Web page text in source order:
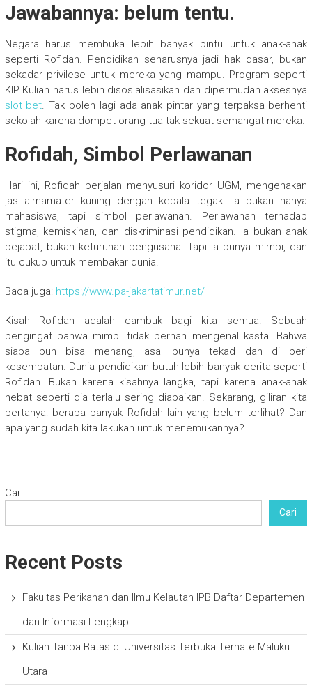
Jawabannya: belum tentu.
Negara harus membuka lebih banyak pintu untuk anak-anak
seperti Rofidah. Pendidikan seharusnya jadi hak dasar, bukan
sekadar privilese untuk mereka yang mampu. Program seperti
KIP Kuliah harus lebih disosialisasikan dan dipermudah aksesnya
slot bet. Tak boleh lagi ada anak pintar yang terpaksa berhenti
sekolah karena dompet orang tua tak sekuat semangat mereka.
Rofidah, Simbol Perlawanan
Hari ini, Rofidah berjalan menyusuri koridor UGM, mengenakan
jas almamater kuning dengan kepala tegak. Ia bukan hanya
mahasiswa, tapi simbol perlawanan. Perlawanan terhadap
stigma, kemiskinan, dan diskriminasi pendidikan. Ia bukan anak
pejabat, bukan keturunan pengusaha. Tapi ia punya mimpi, dan
itu cukup untuk membakar dunia.
Baca juga: https://www.pa-jakartatimur.net/
Kisah Rofidah adalah cambuk bagi kita semua. Sebuah
pengingat bahwa mimpi tidak pernah mengenal kasta. Bahwa
siapa pun bisa menang, asal punya tekad dan di beri
kesempatan. Dunia pendidikan butuh lebih banyak cerita seperti
Rofidah. Bukan karena kisahnya langka, tapi karena anak-anak
hebat seperti dia terlalu sering diabaikan. Sekarang, giliran kita
bertanya: berapa banyak Rofidah lain yang belum terlihat? Dan
apa yang sudah kita lakukan untuk menemukannya?
Cari
Cari
Recent Posts
Fakultas Perikanan dan Ilmu Kelautan IPB Daftar Departemen
dan Informasi Lengkap
Kuliah Tanpa Batas di Universitas Terbuka Ternate Maluku
Utara